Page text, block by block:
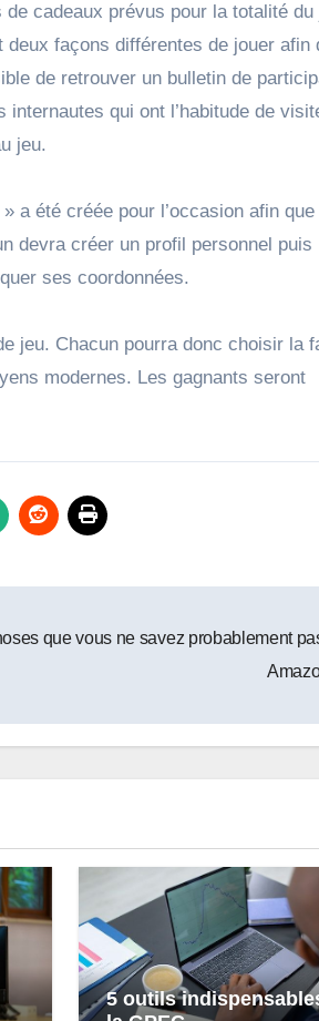
cadeaux prévus pour la totalité du
façons différentes de jouer afin
de retrouver un bulletin de
qui ont l’habitude de
jeu.
a été créée pour l’occasion afin
devra créer un profil personnel puis
ses coordonnées.
jeu. Chacun pourra donc choisir la
modernes. Les gagnants seront
que vous ne savez probablement
5 outils